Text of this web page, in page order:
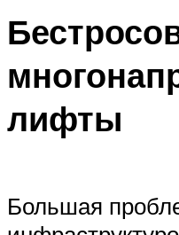
лифты
Большая